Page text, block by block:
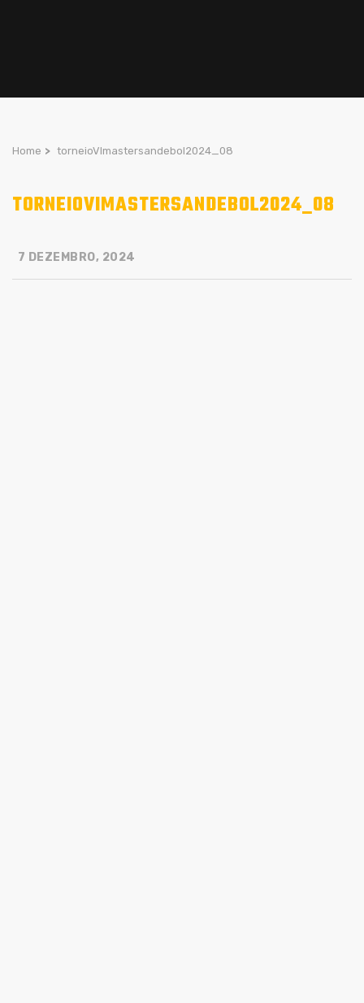
Home > torneioVImastersandebol2024_08
TORNEIOVIMASTERSANDEBOL2024_08
7 DEZEMBRO, 2024